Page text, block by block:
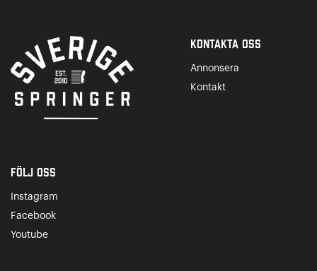
Kontakta Oss
Annonsera
Kontakt
Följ oss
Instagram
Facebook
Youtube